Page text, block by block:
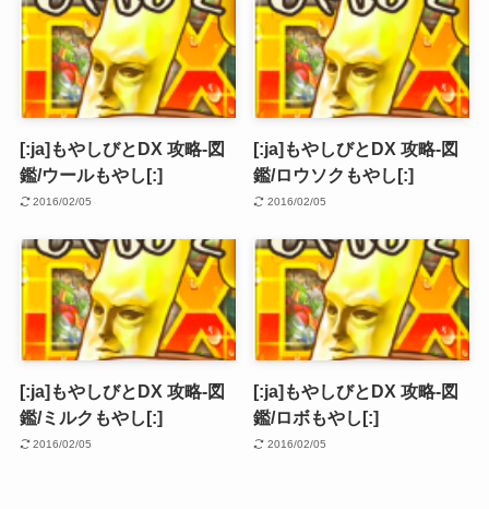
[:ja]もやしびとDX 攻略-図
鑑/ウールもやし[:]
2016/02/05
[:ja]もやしびとDX 攻略-図
鑑/ロウソクもやし[:]
2016/02/05
[:ja]もやしびとDX 攻略-図
鑑/ミルクもやし[:]
2016/02/05
[:ja]もやしびとDX 攻略-図
鑑/ロボもやし[:]
2016/02/05